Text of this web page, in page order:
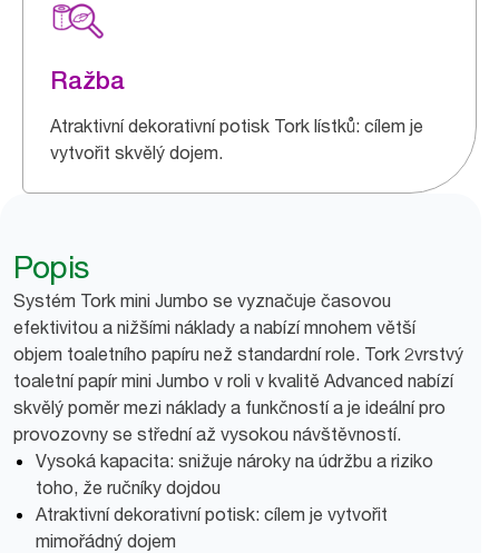
Ražba
Atraktivní dekorativní potisk Tork lístků: cílem je
vytvořit skvělý dojem.
Popis
Systém Tork mini Jumbo se vyznačuje časovou
efektivitou a nižšími náklady a nabízí mnohem větší
objem toaletního papíru než standardní role. Tork 2vrstvý
toaletní papír mini Jumbo v roli v kvalitě Advanced nabízí
skvělý poměr mezi náklady a funkčností a je ideální pro
provozovny se střední až vysokou návštěvností.
Vysoká kapacita: snižuje nároky na údržbu a riziko
toho, že ručníky dojdou
Atraktivní dekorativní potisk: cílem je vytvořit
mimořádný dojem